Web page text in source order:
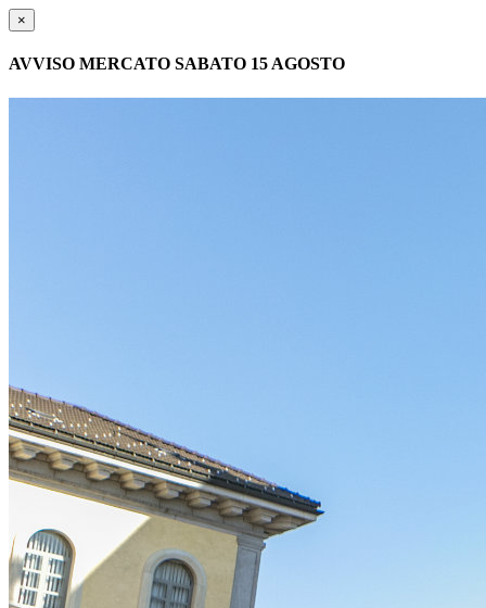
×
AVVISO MERCATO SABATO 15 AGOSTO